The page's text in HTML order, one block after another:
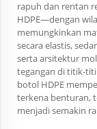
rapuh dan rentan
HDPE—dengan
memungkinkan
secara elastis,
serta arsitektur
tegangan di titik-
botol HDPE
terkena benturan,
menjadi semakin